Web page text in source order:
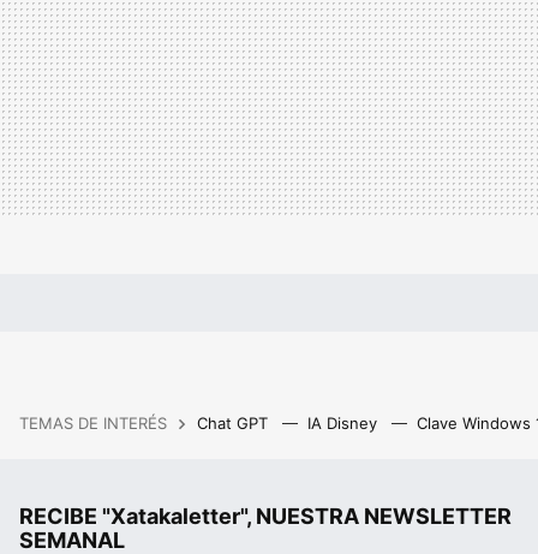
TEMAS DE INTERÉS Chat GPT IA Disney Clave Windows
RECIBE "Xatakaletter", NUESTRA NEWSLETTER
SEMANAL